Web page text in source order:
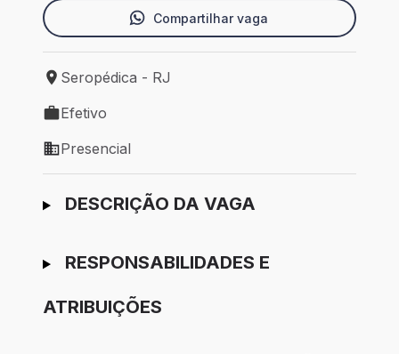
Compartilhar vaga
Local de trabalho: Seropédica - RJ
Seropédica - RJ
Tipo de vaga: Efetivo
Efetivo
Modelo de trabalho: Presencial
Presencial
Ir para candidatura
DESCRIÇÃO DA VAGA
RESPONSABILIDADES E
ATRIBUIÇÕES